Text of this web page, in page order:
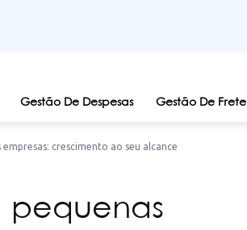
Gestão De Despesas Gestão De Frete
crescimento ao seu alcance